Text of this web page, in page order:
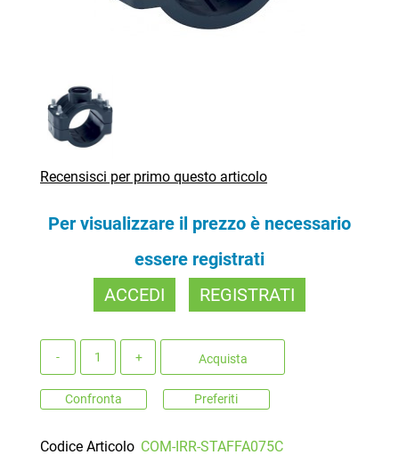
Recensisci per primo questo articolo
Per visualizzare il prezzo è necessario
essere registrati
ACCEDI
REGISTRATI
Acquista
Confronta Preferiti
Codice Articolo COM-IRR-STAFFA075C